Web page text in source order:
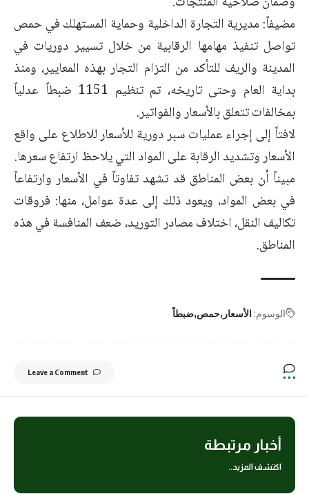
مضيفاً: مديرية التجارة الداخلية وحماية المستهلك في حمص
تواصل تنفيذ مهامها الرقابية من خلال تسيير دوريات في
المدينة والريف للتأكد من التزام التجار بهذه المعايير، ومنذ
بداية العام وحتى تاريخه، تم تنظيم 1151 ضبطاً عدلياً
بمخالفات تتعلق بالأسعار والفواتير.
لافتاً إلى إجراء عمليات سبر دورية للأسعار للاطلاع على واقع
الأسعار وتشديد الرقابة على المواد التي يلاحظ ارتفاع سعرها.
مبيناً أن بعض المناطق قد تشهد تفاوتاً في الأسعار وارتفاعاً
في بعض المواد، ويعود ذلك إلى عدة عوامل، منها: فروقات
تكاليف النقل، اختلاف مصادر التوريد، ضعف المنافسة في هذه
المناطق.
الوسوم: الأسعار حمص ضبطاً
Leave a Comment
أخبار مرتبطة
اكتشف المزيد..